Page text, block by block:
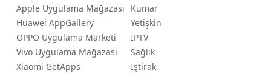
Kumar
Yetişkin
IPTV
Sağlık
İştirak
Apple Uygulama Mağazası
Huawei AppGallery
OPPO Uygulama Marketi
Vivo Uygulama Mağazası
Xiaomi GetApps